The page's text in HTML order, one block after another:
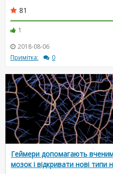
81
1
2018-08-06
Примітка:
0
Геймери допомагають
мозок і відкривати нові типи